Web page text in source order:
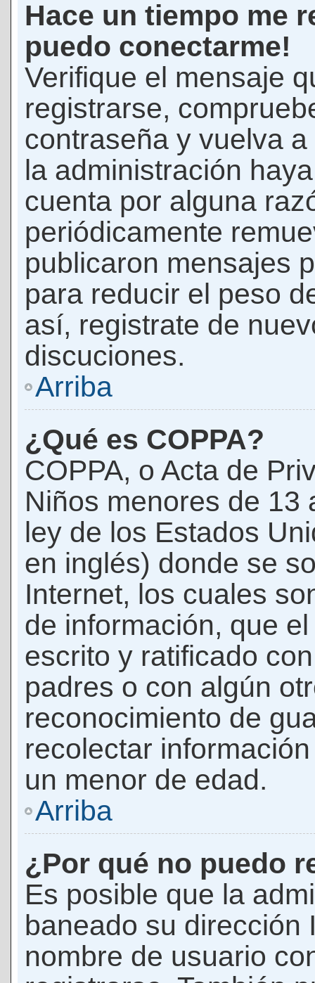
Hace un tiempo me
puedo conectarme!
Verifique el mensaje
registrarse,
contraseña y vuelva
la administración
cuenta por alguna
periódicamente
publicaron mensajes
para reducir el peso
así, registrate de
discuciones.
Arriba
¿Qué es COPPA?
COPPA, o Acta de
Niños menores de 13
ley de los Estados
en inglés) donde se
Internet, los cuales
de información, que
escrito y ratificado
padres o con algún
reconocimiento de
recolectar
un menor de edad.
Arriba
¿Por qué no puedo
Es posible que la
baneado su dirección
nombre de usuario